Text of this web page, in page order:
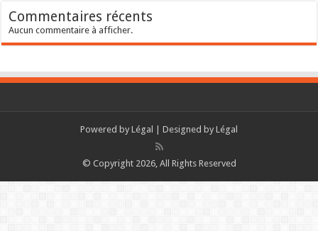
Commentaires récents
Aucun commentaire à afficher.
Powered by Légal | Designed by Légal
© Copyright 2026, All Rights Reserved